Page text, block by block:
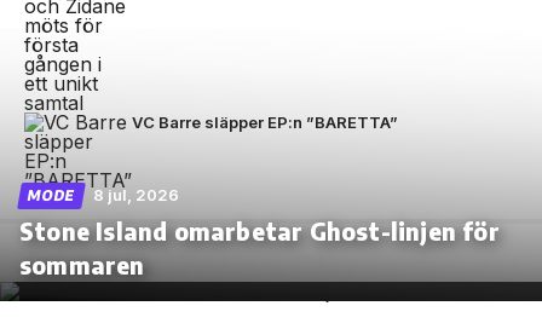
VC Barre släpper EP:n ”BARETTA”
MODE 8 jul, 2026
Stone Island omarbetar Ghost-linjen för
sommaren